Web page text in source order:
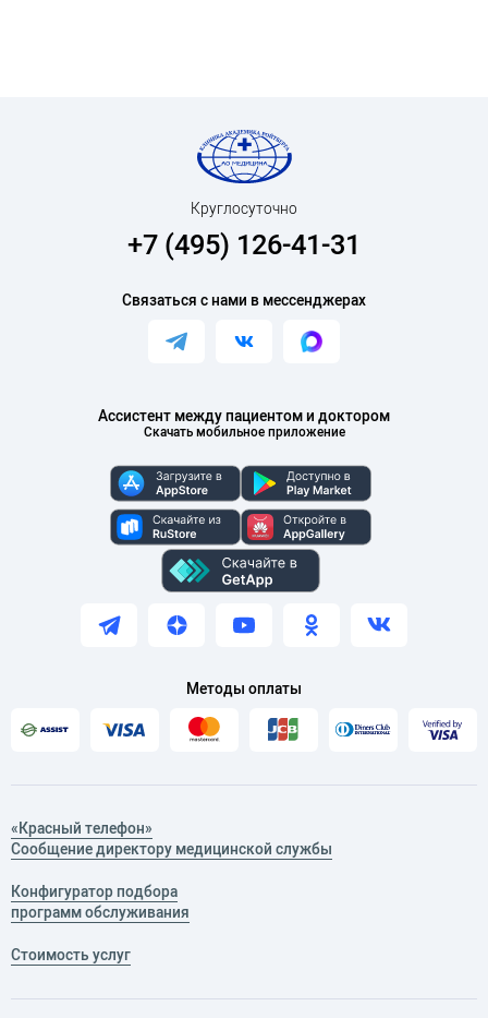
Ассистент между пациентом и доктором
Скачать мобильное приложение
Круглосуточно
+7 (495) 126-41-31
Связаться с нами в мессенджерах
Методы оплаты
«Красный телефон»
Сообщение директору медицинской службы
Конфигуратор подбора
программ обслуживания
Стоимость услуг